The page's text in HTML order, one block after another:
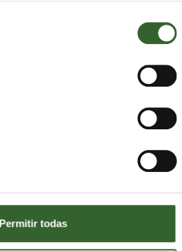
Permitir todas
perspectiva económica,
industrial y aporta
de materias
internacionales de
posicionar al
global en gestión
circular genera prestigio y
internacional.